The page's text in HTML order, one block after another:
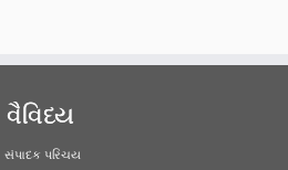
વૈવિધ્ય
સંપાદક પરિચય